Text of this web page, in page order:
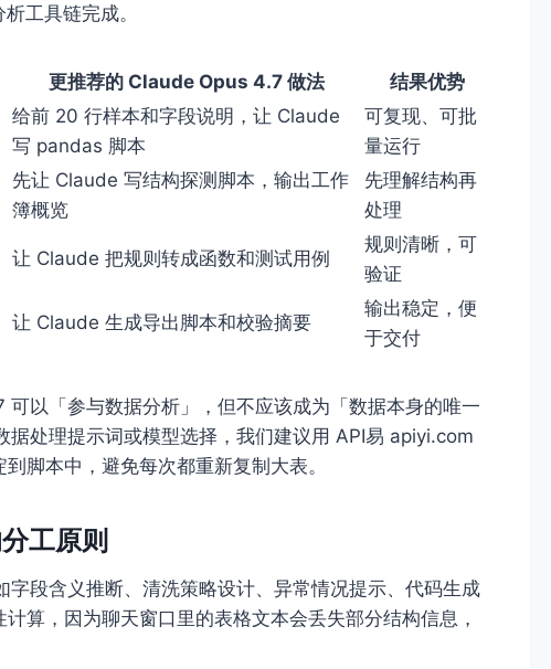
工具链完成。
更推荐的 Claude Opus 4.7 做法
结果优势
给前 20 行样本和字段说明，让 Claude
写 pandas 脚本
可复现、可批
量运行
先让 Claude 写结构探测脚本，输出工作
簿概览
先理解结构再
处理
让 Claude 把规则转成函数和测试用例
规则清晰，可
验证
让 Claude 生成导出脚本和校验摘要
输出稳定，便
于交付
以「参与数据分析」，但不应该成为「数据本身的唯一
处理提示词或模型选择，我们建议用 API易 apiyi.com
脚本中，避免每次都重新复制大表。
工原则
段含义推断、清洗策略设计、异常情况提示、代码生成
算，因为聊天窗口里的表格文本会丢失部分结构信息，